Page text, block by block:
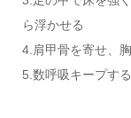
ら浮かせる
4.肩甲骨を寄せ、
5.数呼吸キープする